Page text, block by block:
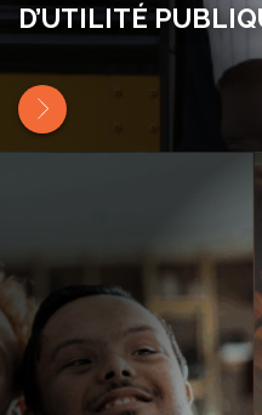
D’UTILITÉ